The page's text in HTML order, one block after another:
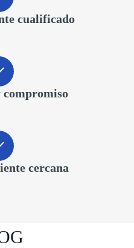
cualificado
compromiso
cercana